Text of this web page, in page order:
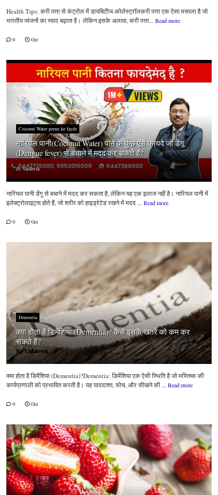
Health Tips: करी पत्ता से कंट्रोल में डायबिटीज-कोलेस्ट्रॉलकरी पत्ता एक ऐसा मसाला है जो
भारतीय व्यंजनों का स्वाद बढ़ाता है। लेकिन इसके अलावा, करी पत्ता... Read more
0 Oct
Coconut Water peene ke fayde
नारियल पानी(Coconut Water) पीने के कुछ ऐसे फायदे जो डेंगू
(Dengue fever) से बचाने में मदद कर सकते हैं?
By Vaidhvik
नारियल पानी डेंगू से बचाने में मदद कर सकता है, लेकिन यह एक इलाज नहीं है। नारियल पानी में
इलेक्ट्रोलाइट्स होते हैं, जो शरीर को हाइड्रेटेड रखने में मदद ... Read more
0 Oct
Dementia
क्या होता है डिमेंशिया (Dementia)? कैसे इसके खतरे को कम कर
सकते है?
ByUnknown
क्या होता है डिमेंशिया (Dementia)?Dementia: डिमेंशिया एक ऐसी स्थिति है जो मस्तिष्क की
कार्यप्रणाली को प्रभावित करती है। यह याददाश्त, सोच, और सीखने की ... Read more
0 Oct